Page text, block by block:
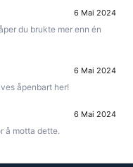
6 Mai 2024
du brukte mer enn én
6 Mai 2024
åpenbart her!
6 Mai 2024
å motta dette.